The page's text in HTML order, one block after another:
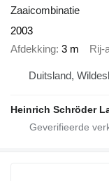
Zaaicombinatie
2003
Afdekking 3 m Rij-
Duitsland,
Heinrich Schröder